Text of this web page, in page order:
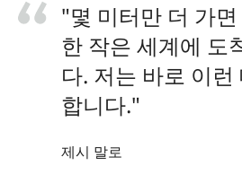
"몇 미터만 더 가
한 작은 세계에 도
다. 저는 바로 이
합니다."
제시 말로